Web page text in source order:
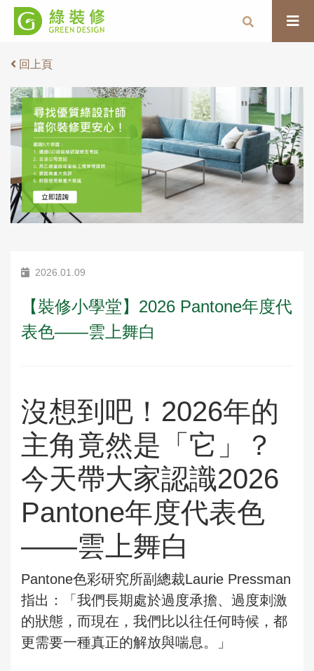
回上頁
2026.01.09
【裝修小學堂】2026 Pantone年度代
表色——雲上舞白
沒想到吧！2026年的
主角竟然是「它」？
今天帶大家認識2026
Pantone年度代表色
——雲上舞白
Pantone色彩研究所副總裁Laurie Pressman
指出：「我們長期處於過度承擔、過度刺激
的狀態，而現在，我們比以往任何時候，都
更需要一種真正的解放與喘息。」